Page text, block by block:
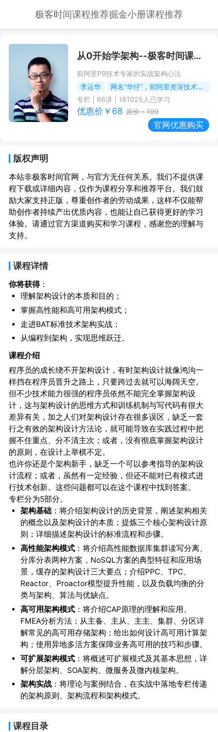
极客时间课程推荐掘金小册课程推荐
从0开始学架构--极客时间课程推荐/优惠
前阿里P9技术专家的实战架构心法
李运华
网名“华仔”，前阿里资深技术专家（P9）
专栏
66讲 | 161025 人已学习
优惠价￥ 68 原价：199
官网优惠购买
版权声明
本站非极客时间官网，与官方无任何关系。我们不提供课
程下载或详细内容，仅作为课程分享和推荐平台。我们鼓
励大家支持正版，尊重创作者的劳动成果，这样不仅能帮
助创作者持续产出优质内容，也能让自己获得更好的学习
体验。请通过官方渠道购买和学习课程，感谢您的理解与
支持。
课程详情
你将获得：
理解架构设计的本质和目的；
掌握高性能和高可用架构模式；
走进BAT标准技术架构实战；
从编程到架构，实现思维跃迁。
课程介绍
程序员的成长绕不开架构设计，有时架构设计就像鸿沟一
样挡在程序员晋升之路上，只要跨过去就可以海阔天空。
但不少技术能力很强的程序员依然不能完全掌握架构设
计，这与架构设计的思维方式和训练机制与写代码有很大
差异有关，加之人们对架构设计存在很多误区，缺乏一套
行之有效的架构设计方法论，就可能导致在实践过程中把
握不住重点、分不清主次；或者，没有彻底掌握架构设计
的原则，在设计上举棋不定。
也许你还是个架构新手，缺乏一个可以参考指导的架构设
计流程；或者，虽然有一定经验，但还不能对已有模式进
行技术创新。这些问题都可以在这个课程中找到答案。
专栏分为5部分。
架构基础：将介绍架构设计的历史背景，阐述架构相关
的概念以及架构设计的本质；提炼三个核心架构设计原
则；详细描述架构设计的标准流程和步骤。
高性能架构模式：将介绍高性能数据库集群读写分离、
分库分表两种方案，NoSQL方案的典型特征和应用场
景，缓存的架构设计三大要点；介绍PPC、TPC、
Reactor、Proactor模型提升性能，以及负载均衡的分
类与架构、算法与优缺点。
高可用架构模式：将介绍CAP原理的理解和应用、
FMEA分析方法；从主备、主从、主主、集群、分区详
解常见的高可用存储架构；给出如何设计高可用计算架
构；使用异地多活方案保障业务高可用的技巧和步骤。
可扩展架构模式：将概述可扩展模式及其基本思想，详
解分层架构、SOA架构、微服务及微内核架构。
架构实战：将理论与案例结合，在实战中落地专栏传递
的架构原则、架构流程和架构模式。
课程目录